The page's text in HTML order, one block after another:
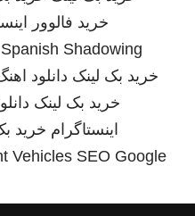
خرید فالوور
Spanish Shadowing
خرید بک لینک دانلود
خرید بک لینک
اینستاگرام خرید
Vehicles SEO Google